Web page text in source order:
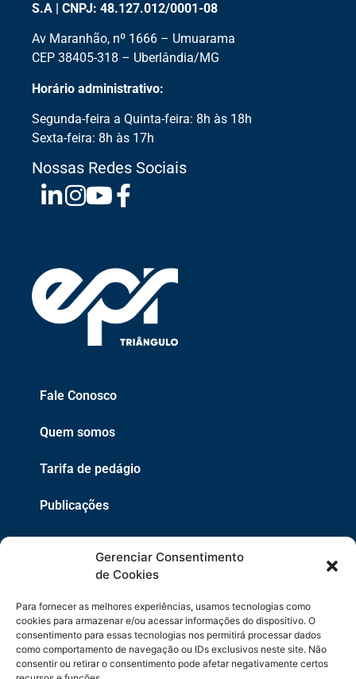
Gerenciar Consentimento
de Cookies
Para fornecer as melhores experiências, usamos tecnologias como
cookies para armazenar e/ou acessar informações do dispositivo. O
consentimento para essas tecnologias nos permitirá processar dados
como comportamento de navegação ou IDs exclusivos neste site. Não
consentir ou retirar o consentimento pode afetar negativamente certos
S.A | CNPJ: 48.127.012/0001-08
Av Maranhão, nº 1666 – Umuarama
CEP 38405-318 – Uberlândia/MG
Horário administrativo:
Segunda-feira a Quinta-feira: 8h às 18h
Sexta-feira: 8h às 17h
Nossas Redes Sociais
Fale Conosco
Quem somos
Tarifa de pedágio
Publicações
Copyright 2021 © 2026 Grupo EPR - Todos Os Direitos
Código de Defesa do Consumidor
Política de Cookies